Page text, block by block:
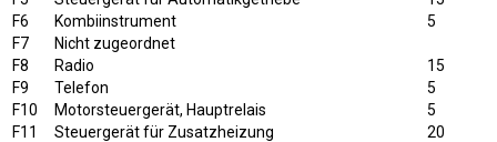
F6
Kombiinstrument
5
F7
Nicht zugeordnet
F8
Radio
15
F9
Telefon
5
F10
Motorsteuergerät, Hauptrelais
5
F11
Steuergerät für Zusatzheizung
20